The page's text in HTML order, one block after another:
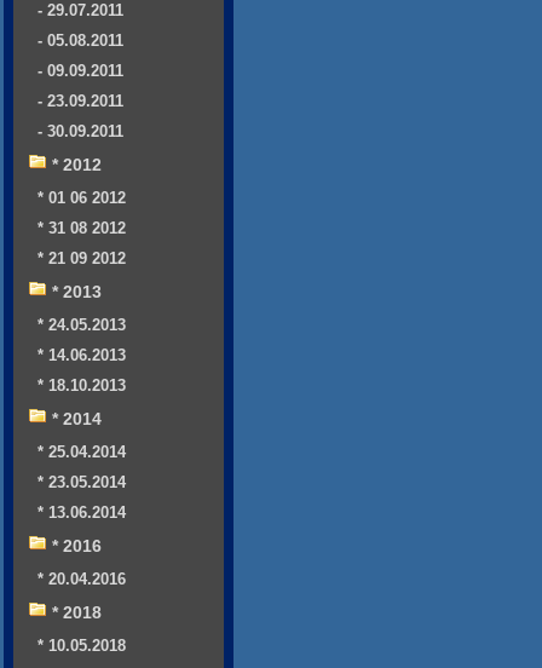
- 29.07.2011
- 05.08.2011
- 09.09.2011
- 23.09.2011
- 30.09.2011
* 2012
* 01 06 2012
* 31 08 2012
* 21 09 2012
* 2013
* 24.05.2013
* 14.06.2013
* 18.10.2013
* 2014
* 25.04.2014
* 23.05.2014
* 13.06.2014
* 2016
* 20.04.2016
* 2018
* 10.05.2018